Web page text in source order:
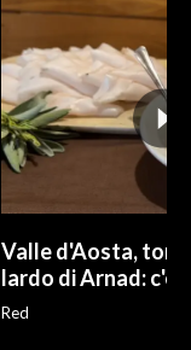
Valle d'Aosta,
lardo di Arnad: c'è
Red